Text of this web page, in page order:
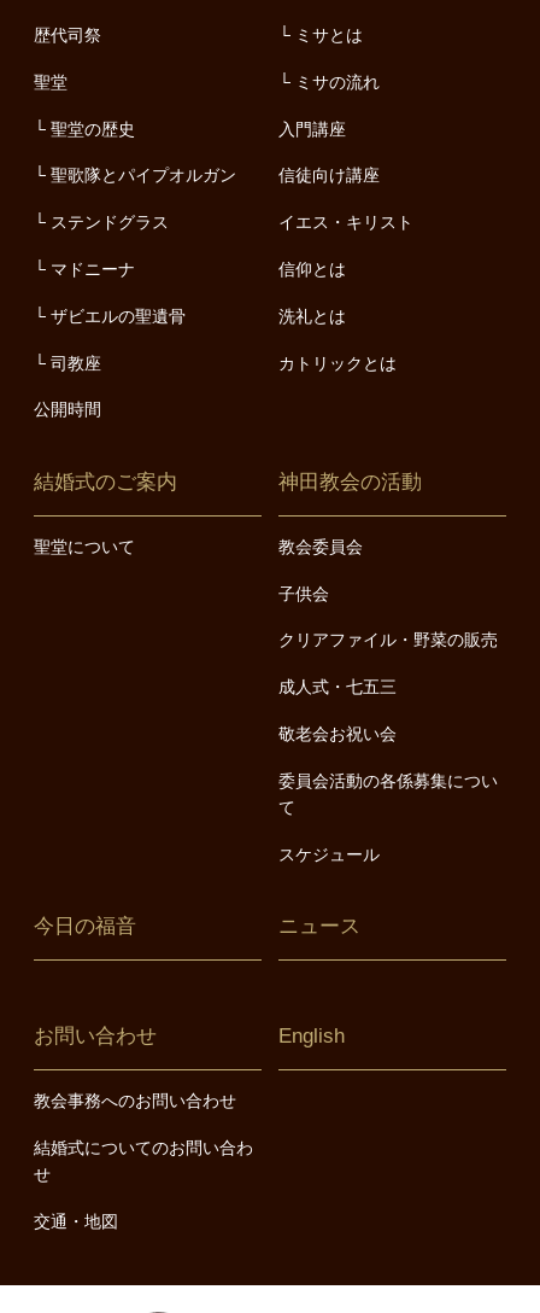
歴代司祭
聖堂
聖堂の歴史
聖歌隊とパイプオルガン
ステンドグラス
マドニーナ
ザビエルの聖遺骨
司教座
公開時間
ミサとは
ミサの流れ
入門講座
信徒向け講座
イエス・キリスト
信仰とは
洗礼とは
カトリックとは
結婚式のご案内
聖堂について
神田教会の活動
教会委員会
子供会
クリアファイル・野菜の販売
成人式・七五三
敬老会お祝い会
委員会活動の各係募集につい
て
スケジュール
今日の福音 ニュース
お問い合わせ
教会事務へのお問い合わせ
結婚式についてのお問い合わ
せ
交通・地図
English